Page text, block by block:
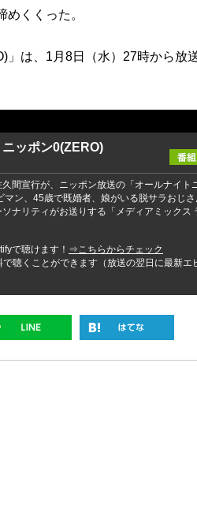
くくった。
」は、1月8日（水）27時から放
ッポン0(ZERO)
間宣行が、ニッポン放送の「オールナイト
ン、45歳で既婚者、娘がいる脱サラおじさ
ナリティがお送りする「メディアミックス
で聴けます！ ⇒こちらからチェック
聴くことができます（放送の翌日に最新エ